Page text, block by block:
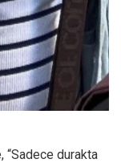
“Sadece durakta